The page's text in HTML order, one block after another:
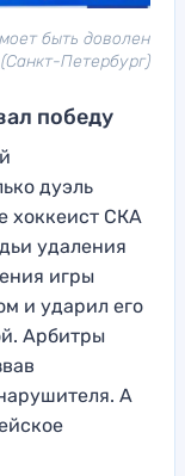
быть доволен
Петербург)
победу
дуэль
хоккеист СКА
удаления
игры
и ударил его
Арбитры
А